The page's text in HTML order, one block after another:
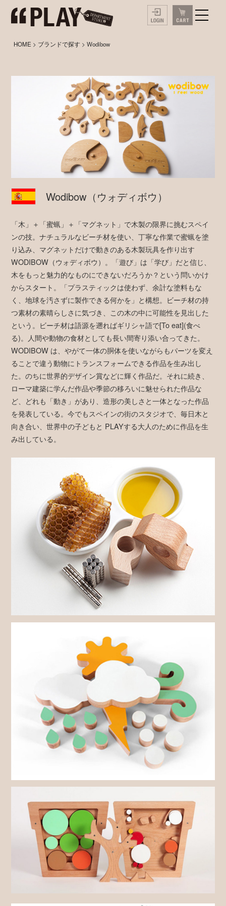
HOME > ブランドで探す > Wodibow
Wodibow （ウォディボウ）
「木」＋「蜜蝋」＋「マグネット」で木製の限界に挑むスペイ
ンの技。ナチュラルなビーチ材を使い、丁寧な作業で蜜蝋を塗
り込み、マグネットだけで動きのある木製玩具を作り出す
WODIBOW（ウォディボウ）。「遊び」は「学び」だと信じ、
木をもっと魅力的なものにできないだろうか？という問いかけ
からスタート。「プラスティックは使わず、余計な塗料もな
く、地球を汚さずに製作できる何かを」と構想。ビーチ材の持
つ素材の素晴らしさに気づき、この木の中に可能性を見出した
という。ビーチ材は語源を遡ればギリシャ語で[To eat](食べ
る)。人間や動物の食材としても長い間寄り添い合ってきた。
WODIBOW は、やがて一体の胴体を使いながらもパーツを変え
ることで違う動物にトランスフォームできる作品を生み出し
た。のちに世界的デザイン賞などに輝く作品だ。それに続き、
ローマ建築に学んだ作品や季節の移ろいに魅せられた作品な
ど、どれも「動き」があり、造形の美しさと一体となった作品
を発表している。今でもスペインの街のスタジオで、毎日木と
向き合い、世界中の子どもと PLAYする大人のために作品を生
み出している。